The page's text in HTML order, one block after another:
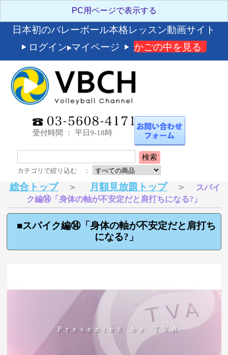
日本初のバレーボール本格レッスン動画サイト
ログイン マイページ かごの中を見る
受付時間 ： 平日9-18時
検索
カテゴリで絞り込む ：
総合トップ＞ 月額見放題トップ＞
スパイ
ク編⑭「身体の軸が不安定だと肩打ちになる?」
■スパイク編⑭「身体の軸が不安定だと肩打ち
になる?」